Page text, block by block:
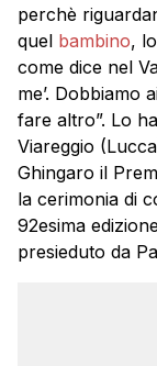
perchè
quel bambino,
come dice nel
me’. Dobbiamo
fare altro”. Lo
Viareggio
Ghingaro il
la cerimonia di
92esima
presieduto da